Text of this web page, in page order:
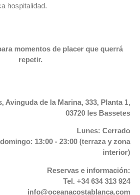
hospitalidad.
momentos de placer que querrá
repetir.
Avinguda de la Marina, 333, Planta 1,
03720 les Bassetes
Lunes: Cerrado
13:00 - 23:00 (terraza y zona
interior)
Reservas e información:
Tel. +34 634 313 924
info@oceanacostablanca.com